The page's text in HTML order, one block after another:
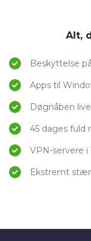
Alt,
Beskyttelse
Apps til
Døgnåben
45 dages fuld
VPN-servere i
Ekstremt